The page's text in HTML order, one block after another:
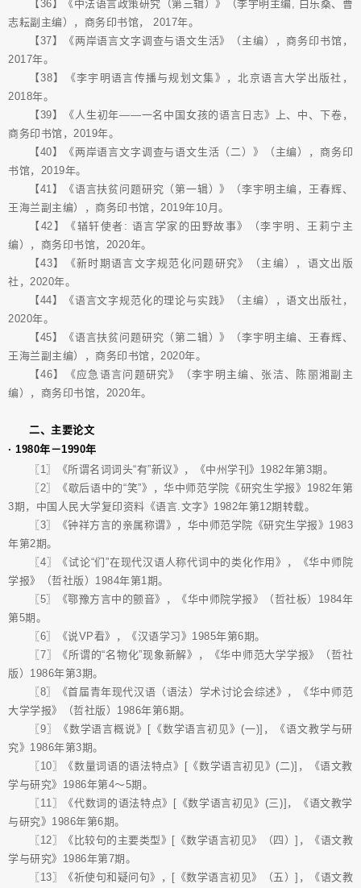
【36】《中法语言政策研究（第三辑）》（李宇明主编, 白乐桑、曹
志耘副主编），商务印书馆， 2017年。
【37】《两岸语言文字调查与语文生活》（主编），商务印书馆，
2017年。
【38】《李宇明语言传播与规划文集》，北京语言大学出版社，
2018年。
【39】《人生初年——一名中国女孩的语言日志》上、中、下卷，
商务印书馆，2019年。
【40】《两岸语言文字调查与语文生活（二）》（主编），商务印
书馆，2019年。
【41】《语言扶贫问题研究（第一辑）》（李宇明主编，王春辉、
王海兰副主编），商务印书馆，2019年10月。
【42】《𬨎轩使者: 语言学家的田野故事》（李宇明、王莉宁主
编），商务印书馆，2020年。
【43】《新时期语言文字规范化问题研究》（主编），语文出版
社，2020年。
【44】《语言文字规范化的理论与实践》（主编），语文出版社，
2020年。
【45】《语言扶贫问题研究（第二辑）》（李宇明主编、王春辉、
王海兰副主编），商务印书馆，2020年。
【46】《应急语言问题研究》（李宇明主编、张洁、陈丽湘副主
编），商务印书馆，2020年。
二、主要论文
· 1980年－1990年
〖1〗《所谓名词词头“有”新议》，《中州学刊》1982年第3期。
〖2〗《歇后语中的“笑”》，华中师范学院《研究生学报》1982年第
3期，中国人民大学复印资料《语言.文字》1982年第12期转载。
〖3〗《钟祥方言的亲属称谓》，华中师范学院《研究生学报》1983
年第2期。
〖4〗《试论“们”在现代汉语人称代词中的类化作用》，《华中师院
学报》（哲社版）1984年第1期。
〖5〗《鄂豫方言中的颤音》，《华中师院学报》（哲社板）1984年
第5期。
〖6〗《说VP看》，《汉语学习》1985年第6期。
〖7〗《所谓的“名物化”现象新解》，《华中师范大学学报》（哲社
版）1986年第3期。
〖8〗《首届青年现代汉语（语法）学术讨论会综述》，《华中师范
大学学报》（哲社版）1986年第6期。
〖9〗《数学语言概说》[《数学语言初见》(一)]，《语文教学与研
究》1986年第3期。
〖10〗《数量词语的语法特点》[《数学语言初见》(二)]，《语文教
学与研究》1986年第4～5期。
〖11〗《代数词的语法特点》[《数学语言初见》(三)]，《语文教学
与研究》1986年第6期。
〖12〗《比较句的主要类型》[《数学语言初见》（四）]，《语文教
学与研究》1986年第7期。
〖13〗《祈使句和疑问句》，[《数学语言初见》（五）]，《语文教